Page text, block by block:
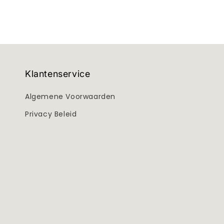
Klantenservice
Algemene Voorwaarden
Privacy Beleid